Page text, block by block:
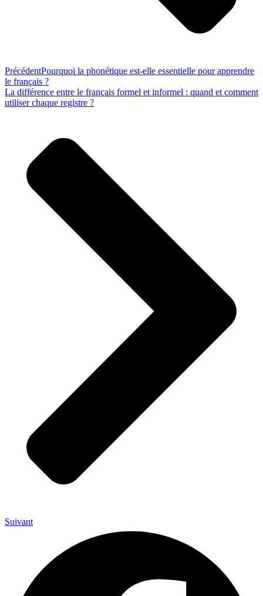
PrécédentPourquoi la phonétique est-elle essentielle pour apprendre
le français ?
La différence entre le français formel et informel : quand et comment
utiliser chaque registre ?
Suivant